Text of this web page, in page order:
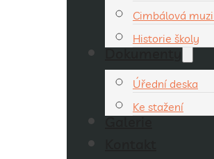
Cimbálová
Historie školy
Dokumenty
Úřední deska
Ke stažení
Galerie